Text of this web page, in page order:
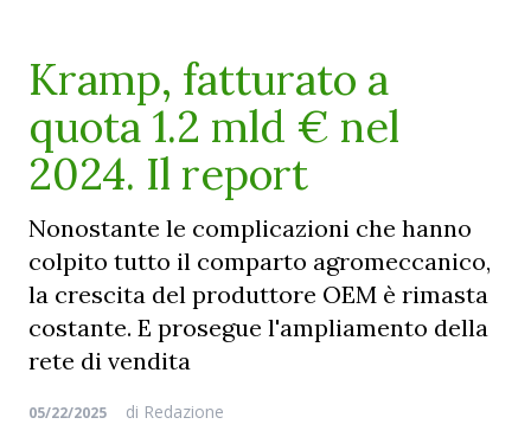
Kramp, fatturato a
quota 1.2 mld € nel
2024. Il report
Nonostante le complicazioni che hanno
colpito tutto il comparto agromeccanico,
la crescita del produttore OEM è rimasta
costante. E prosegue l'ampliamento della
rete di vendita
05/22/2025 di Redazione